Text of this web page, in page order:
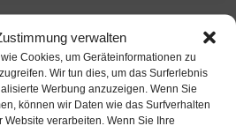
verwalten
Cookies, um Geräteinformationen zu
Wir tun dies, um das Surferlebnis
Werbung anzuzeigen. Wenn Sie
können wir Daten wie das Surfverhalten
verarbeiten. Wenn Sie Ihre